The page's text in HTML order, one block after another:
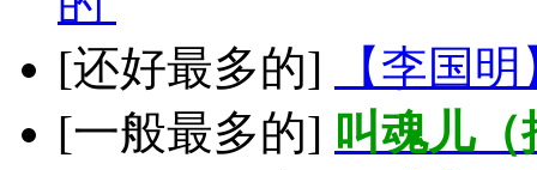
[还好最多的]
【李国
[一般最多的] 叫魂儿